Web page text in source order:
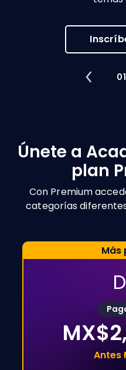
01
Únete a
plan
Con Premium
categorías
Más
Antes